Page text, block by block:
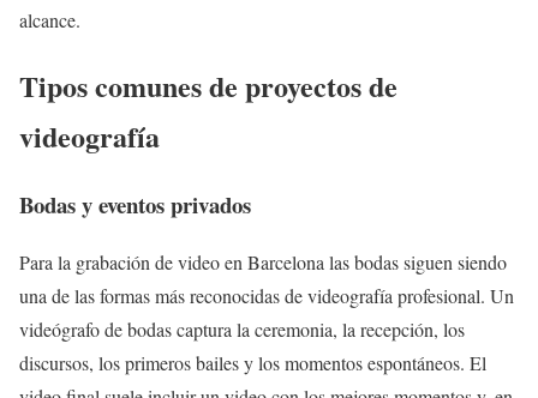
alcance.
Tipos comunes de proyectos de
videografía
Bodas y eventos privados
Para la grabación de video en Barcelona las bodas siguen siendo
una de las formas más reconocidas de videografía profesional. Un
videógrafo de bodas captura la ceremonia, la recepción, los
discursos, los primeros bailes y los momentos espontáneos. El